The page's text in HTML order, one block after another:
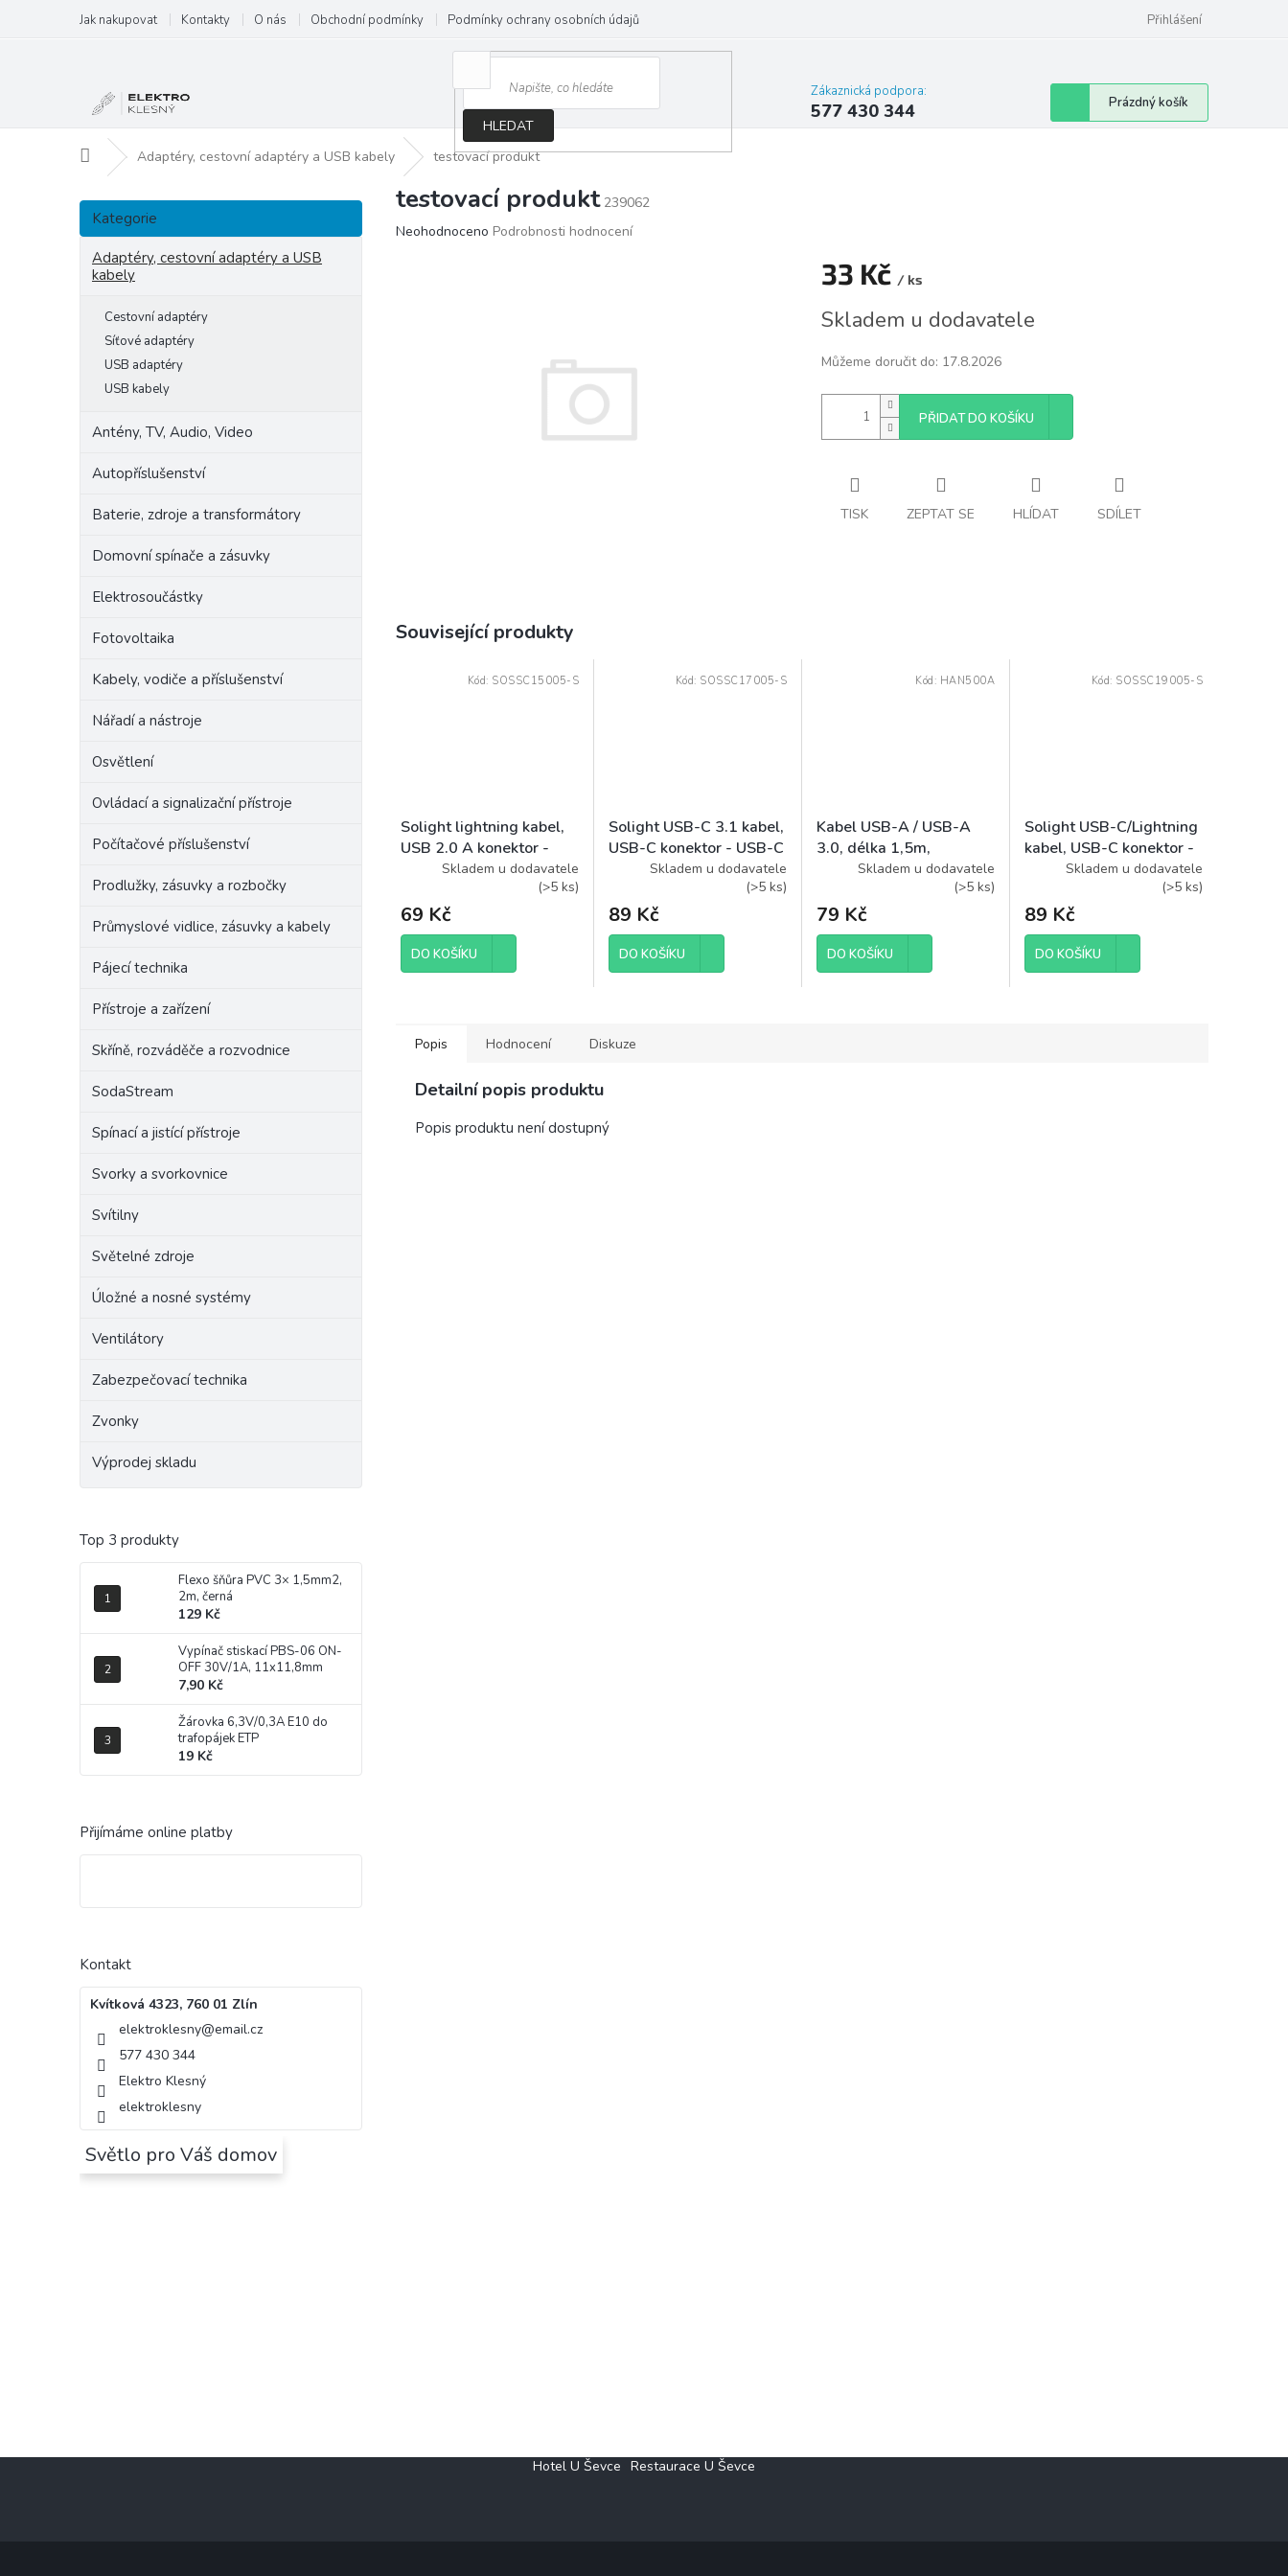
obsah
Jak nakupovat Kontakty O nás Obchodní podmínky Podmínky ochrany osobních údajů Přihlášení
HLEDAT
Zákaznická podpora:
577 430 344
Nákupní
košík
Prázdný košík
Domů Adaptéry, cestovní adaptéry a USB kabely testovací produkt
P
s
Přeskočit
kategorie
Kategorie
Adaptéry, cestovní adaptéry a USB
kabely
Cestovní adaptéry
Síťové adaptéry
USB adaptéry
USB kabely
Antény, TV, Audio, Video
Autopříslušenství
Baterie, zdroje a transformátory
Domovní spínače a zásuvky
Elektrosoučástky
Fotovoltaika
Kabely, vodiče a příslušenství
Nářadí a nástroje
Osvětlení
Ovládací a signalizační přístroje
Počítačové příslušenství
Prodlužky, zásuvky a rozbočky
Průmyslové vidlice, zásuvky a kabely
Pájecí technika
Přístroje a zařízení
Skříně, rozváděče a rozvodnice
SodaStream
Spínací a jistící přístroje
Svorky a svorkovnice
Svítilny
Světelné zdroje
Úložné a nosné systémy
Ventilátory
Zabezpečovací technika
Zvonky
Výprodej skladu
Top 3 produkty
Flexo šňůra PVC 3× 1,5mm2,
2m, černá
129 Kč
Vypínač stiskací PBS-06 ON-
OFF 30V/1A, 11x11,8mm
7,90 Kč
Žárovka 6,3V/0,3A E10 do
trafopájek ETP
19 Kč
Přijímáme online platby
Kontakt
Kvítková 4323, 760 01 Zlín
elektroklesny@email.cz
577 430 344
Elektro Klesný
elektroklesny
Světlo pro Váš domov
testovací produkt 239062
Průměrné
Neohodnoceno Podrobnosti hodnocení
33 Kč / ks
cena:
Skladem u dodavatele
Můžeme doručit do: 17.8.2026
PŘIDAT DO KOŠÍKU
TISK ZEPTAT SE HLÍDAT SDÍLET
Související produkty
Solight lightning kabel,
USB 2.0 A konektor -
Lightning konektor,
Skladem u dodavatele
(>5 ks)
69 Kč
DO KOŠÍKU
Kód: SOSSC15005-S
Solight USB-C 3.1 kabel,
USB-C konektor - USB-C
konektor, silikon, 0,5m
Skladem u dodavatele
(>5 ks)
89 Kč
DO KOŠÍKU
Kód: SOSSC17005-S
Kabel USB-A / USB-A
3.0, délka 1,5m,
premium kabel 6mm
Skladem u dodavatele
(>5 ks)
79 Kč
DO KOŠÍKU
Kód: HAN500A
Solight USB-C/Lightning
kabel, USB-C konektor -
Lightning konektor,
Skladem u dodavatele
(>5 ks)
89 Kč
DO KOŠÍKU
Kód: SOSSC19005-S
Popis Hodnocení Diskuze
Detailní popis produktu
Popis produktu není dostupný
Hotel U Ševce Restaurace U Ševce